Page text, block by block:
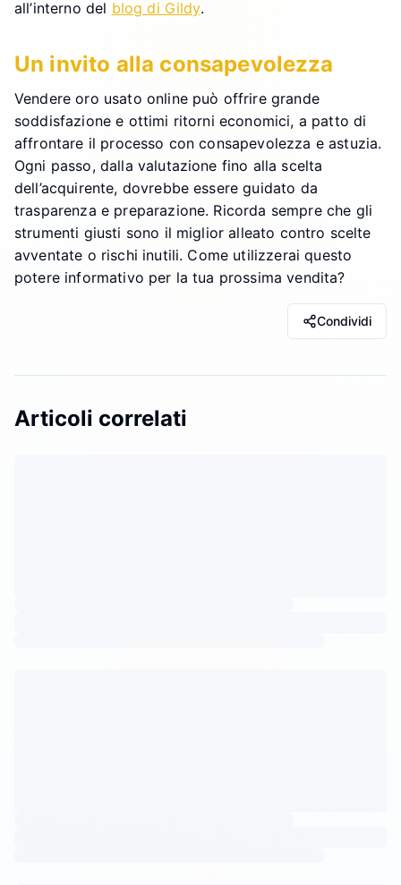
all’interno del blog di Gildy.
Un invito alla consapevolezza
Vendere oro usato online può offrire grande
soddisfazione e ottimi ritorni economici, a patto di
affrontare il processo con consapevolezza e astuzia.
Ogni passo, dalla valutazione fino alla scelta
dell’acquirente, dovrebbe essere guidato da
trasparenza e preparazione. Ricorda sempre che gli
strumenti giusti sono il miglior alleato contro scelte
avventate o rischi inutili. Come utilizzerai questo
potere informativo per la tua prossima vendita?
Condividi
Articoli correlati